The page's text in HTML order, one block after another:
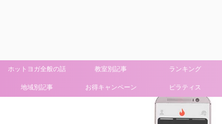
ホットヨガ全般の話 教室別記事 ランキング
地域別記事 お得キャンペーン ピラティス